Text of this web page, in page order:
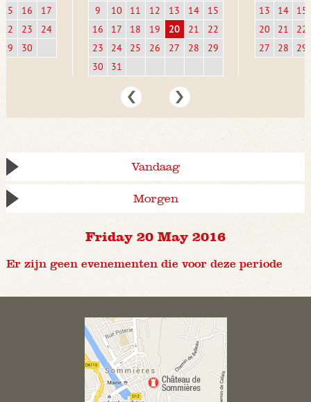
15
16
17
22
23
24
29
30
9
10 11 12 13 14
15
16
17 18 19 20 21
22
23
24 25 26 27 28
29
30
31
13
14
15
20
21
22
27
28 29
Vandaag
Morgen
Friday 20 May 2016
Er zijn geen evenementen die voor deze periode